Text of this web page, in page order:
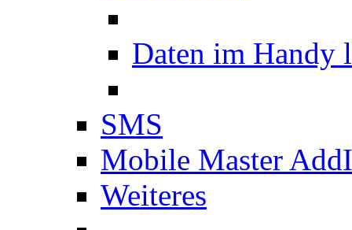
Daten im Handy
SMS
Mobile Master
Weiteres